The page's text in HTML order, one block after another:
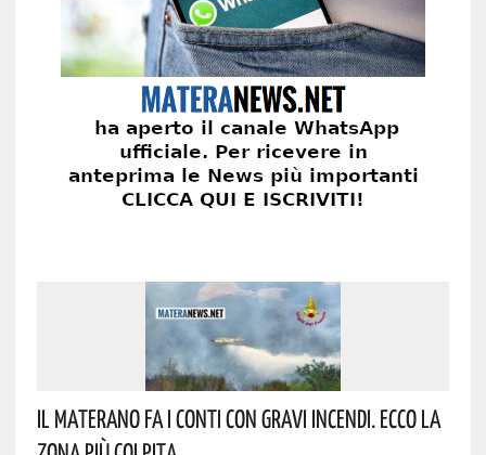
Il Materano Fa I Conti Con Gravi Incendi. Ecco La